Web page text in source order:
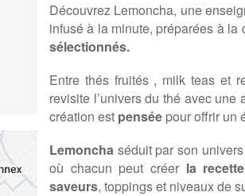
Découvrez Lemoncha, une
infusé à la minute, préparées à
sélectionnés.
Entre thés fruités , milk teas et
revisite l’univers du thé avec
création est pensée pour offrir un
Lemoncha séduit par son
où chacun peut créer la recette
saveurs, toppings et niveaux de